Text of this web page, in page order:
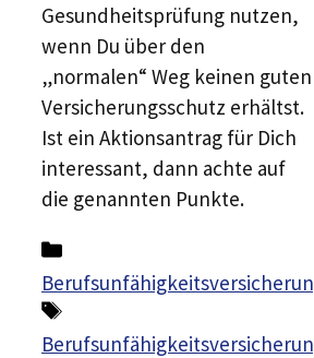
Gesundheitsprüfung nutzen,
wenn Du über den
„normalen“ Weg keinen guten
Versicherungsschutz erhältst.
Ist ein Aktionsantrag für Dich
interessant, dann achte auf
die genannten Punkte.
Kategorien
Schlagwörter